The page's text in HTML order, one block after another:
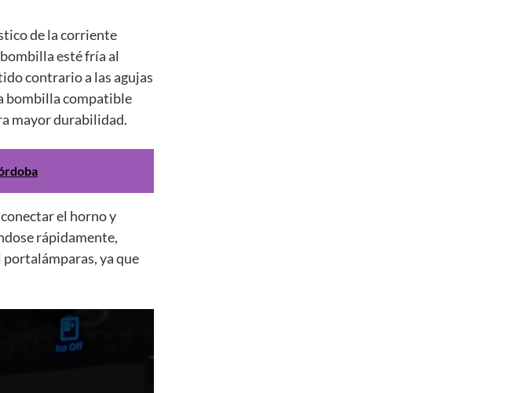
de la corriente
esté fría al
contrario a las agujas
bombilla compatible
mayor durabilidad.
el horno y
rápidamente,
ya que